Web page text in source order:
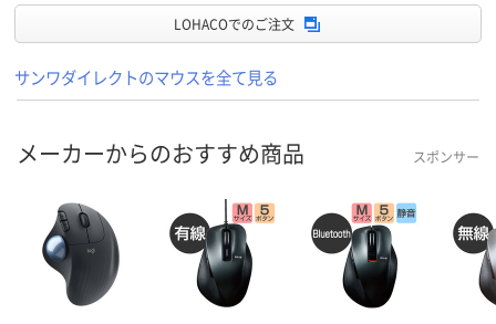
LOHACOでのご注文
サンワダイレクトのマウスを全て見る
メーカーからのおすすめ商品 スポンサー